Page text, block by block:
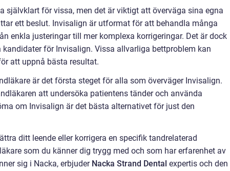
självklart för vissa, men det är viktigt att överväga sina egna
ett beslut. Invisalign är utformat för att behandla många
enkla justeringar till mer komplexa korrigeringar. Det är dock
för Invisalign. Vissa allvarliga bettproblem kan
att uppnå bästa resultat.
är det första steget för alla som överväger Invisalign.
att undersöka patientens tänder och använda
om Invisalign är det bästa alternativet för just den
ditt leende eller korrigera en specifik tandrelaterad
som du känner dig trygg med och som har erfarenhet av
sig i Nacka, erbjuder Nacka Strand Dental expertis och den